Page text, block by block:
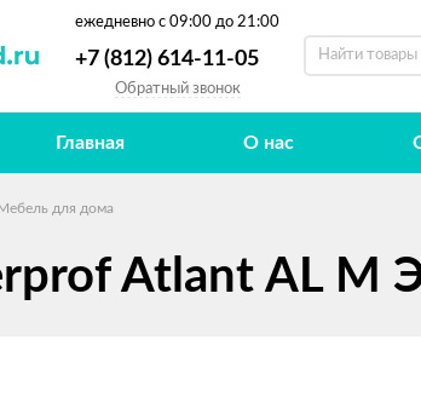
ежедневно с 09:00 до 21:00
+7 (812) 614-11-05
Обратный звонок
Главная О нас
для дома
Atlant AL M